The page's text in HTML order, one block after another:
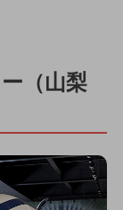
（山梨